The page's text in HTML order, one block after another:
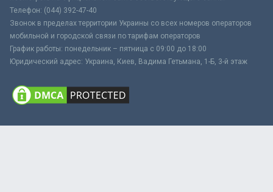
Телефон: (044) 392-47-40
Звонок в пределах территории Украины со всех номеров операторов
мобильной и городской связи по тарифам операторов
График работы: понедельник – пятница с 09:00 до 18:00
Юридический адрес: Украина, Киев, Вадима Гетьмана, 1-Б, 3-й этаж